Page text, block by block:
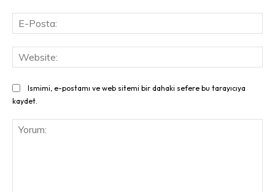
Ismimi, e-postamı ve web sitemi bir dahaki sefere bu tarayıcıya
kaydet.